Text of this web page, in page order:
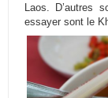
Laos. D’autres
essayer sont le